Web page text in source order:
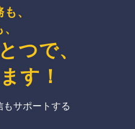
、
つで、
す ！
もサポートする